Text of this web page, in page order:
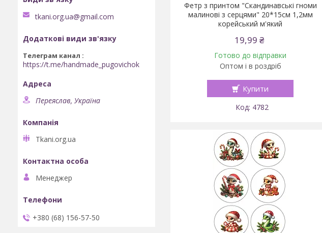
Фетр з принтом "Скандинавські гноми
малинові з серцями" 20*15см 1,2мм
корейський м'який
19,99 ₴
Готово до відправки
Оптом і в роздріб
Купити
4782
tkani.org.ua@gmail.com
Телеграм канал
https://t.me/handmade_pugovichok
Переяслав, Україна
Tkani.org.ua
Менеджер
+380 (68) 156-57-50